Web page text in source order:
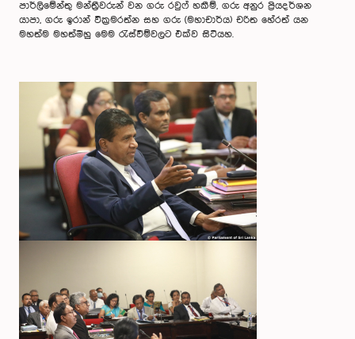
පාර්ලිමේන්තු මන්ත්‍රීවරුන් වන ගරු රවුෆ් හකීම්, ගරු අනුර ප්‍රියදර්ශන
යාපා, ගරු ඉරාන් වික්‍රමරත්න සහ ගරු (මහාචාර්ය) චරිත හේරත් යන
මහත්ම මහත්මීහු මෙම රැස්වීම්වලට එක්ව සිටියහ.